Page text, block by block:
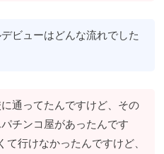
ビューはどんな流れでした
通ってたんですけど、その
チンコ屋があったんです
て行けなかったんですけど、